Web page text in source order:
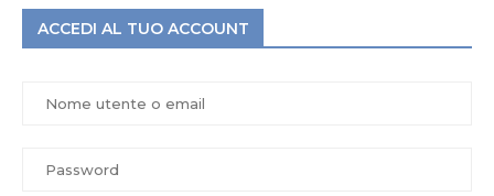
ACCEDI AL TUO ACCOUNT